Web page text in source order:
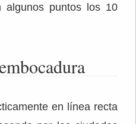
puntos los 10
en línea recta